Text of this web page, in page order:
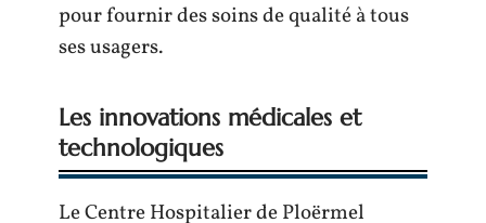
pour fournir des soins de qualité à tous
ses usagers.
Les innovations médicales et
technologiques
Le Centre Hospitalier de Ploërmel